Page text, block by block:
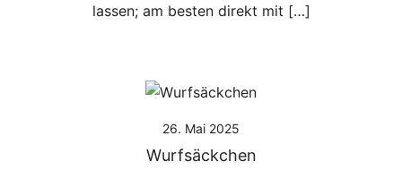
lassen; am besten direkt mit […]
26. Mai 2025
Wurfsäckchen